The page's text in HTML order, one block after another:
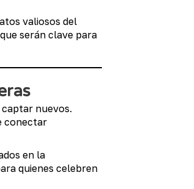
valiosos del
serán clave para
nuevos.
conectar
en la
quienes celebren